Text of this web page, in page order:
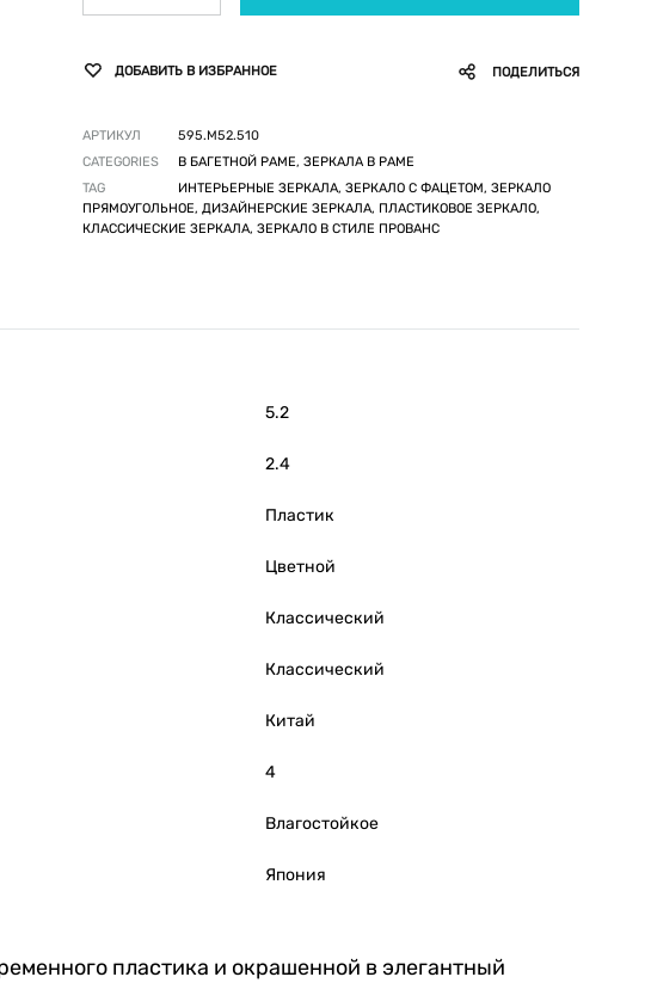
ДОБАВИТЬ В ИЗБРАННОЕ ПОДЕЛИТЬСЯ
АРТИКУЛ
595.M52.510
CATEGORIES
В БАГЕТНОЙ РАМЕ, ЗЕРКАЛА В РАМЕ
TAG
ИНТЕРЬЕРНЫЕ ЗЕРКАЛА, ЗЕРКАЛО С ФАЦЕТОМ, ЗЕРКАЛО
ПРЯМОУГОЛЬНОЕ, ДИЗАЙНЕРСКИЕ ЗЕРКАЛА, ПЛАСТИКОВОЕ ЗЕРКАЛО,
КЛАССИЧЕСКИЕ ЗЕРКАЛА, ЗЕРКАЛО В СТИЛЕ ПРОВАНС
5.2
2.4
Пластик
Цветной
Классический
Классический
Китай
4
Влагостойкое
Япония
пластика и окрашенной в элегантный